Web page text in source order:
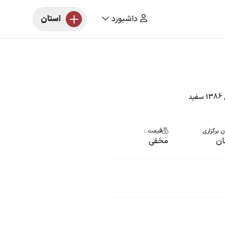
داشبورد استان
برگزاری قیمت :
مخفی